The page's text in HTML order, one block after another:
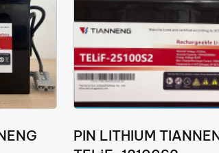
PIN LITHIUM